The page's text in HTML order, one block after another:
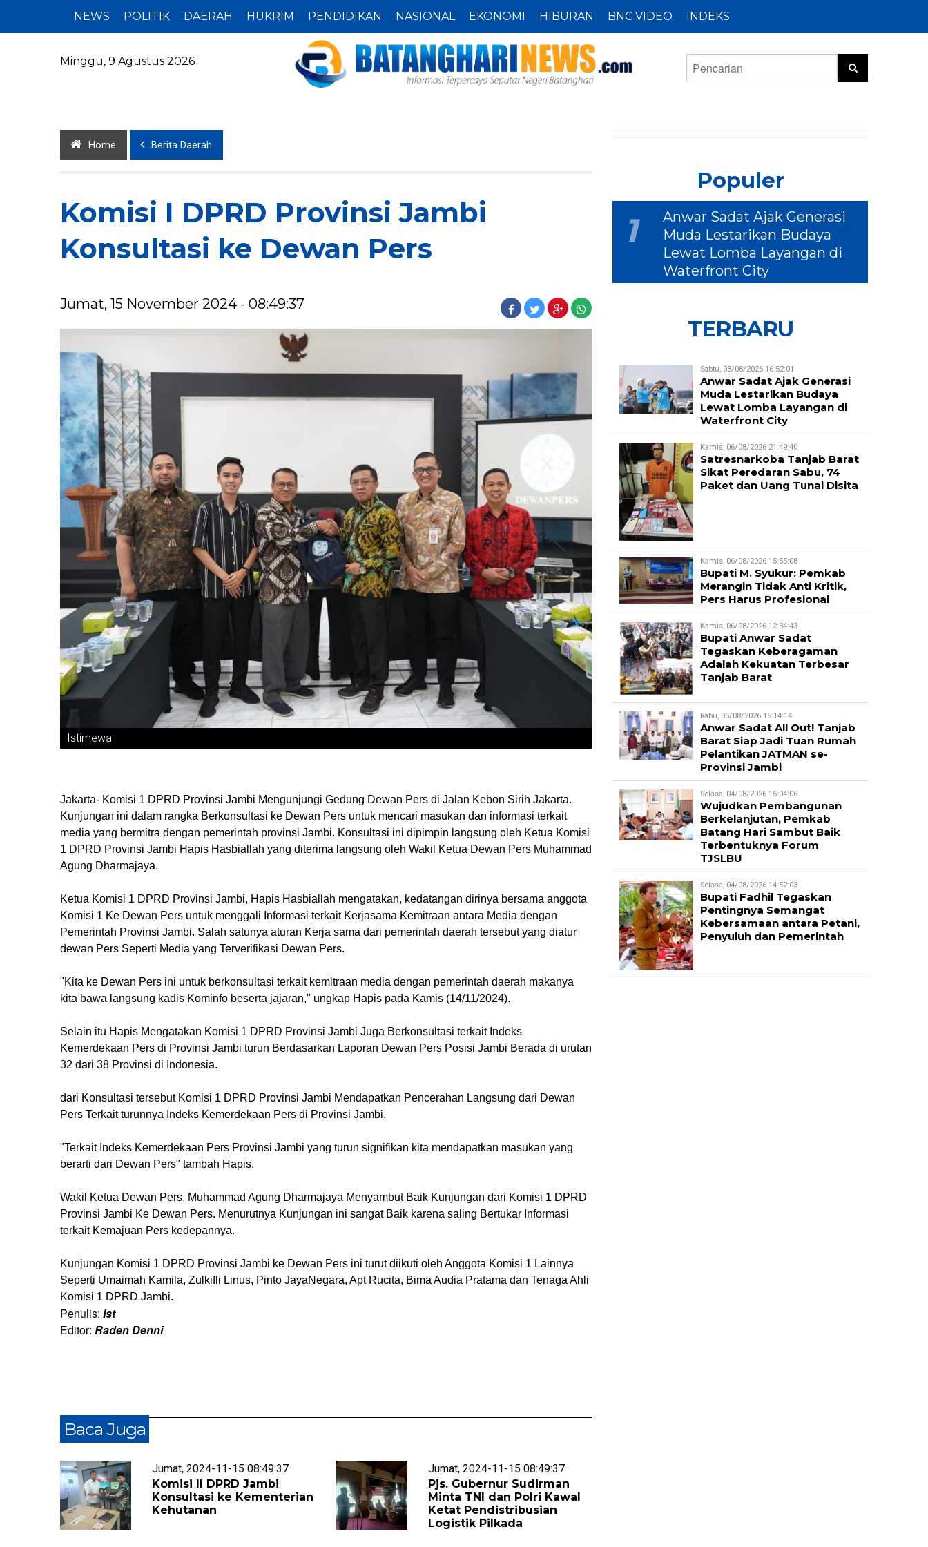
NEWS POLITIK DAERAH HUKRIM PENDIDIKAN NASIONAL EKONOMI HIBURAN BNC VIDEO INDEKS
Minggu, 9 Agustus 2026
Home Berita Daerah
Komisi I DPRD Provinsi Jambi
Konsultasi ke Dewan Pers
Jumat, 15 November 2024 - 08:49:37
Istimewa
Jakarta- Komisi 1 DPRD Provinsi Jambi Mengunjungi Gedung Dewan Pers di Jalan Kebon Sirih Jakarta.
Kunjungan ini dalam rangka Berkonsultasi ke Dewan Pers untuk mencari masukan dan informasi terkait
media yang bermitra dengan pemerintah provinsi Jambi. Konsultasi ini dipimpin langsung oleh Ketua Komisi
1 DPRD Provinsi Jambi Hapis Hasbiallah yang diterima langsung oleh Wakil Ketua Dewan Pers Muhammad
Agung Dharmajaya.
Ketua Komisi 1 DPRD Provinsi Jambi, Hapis Hasbiallah mengatakan, kedatangan dirinya bersama anggota
Komisi 1 Ke Dewan Pers untuk menggali Informasi terkait Kerjasama Kemitraan antara Media dengan
Pemerintah Provinsi Jambi. Salah satunya aturan Kerja sama dari pemerintah daerah tersebut yang diatur
dewan Pers Seperti Media yang Terverifikasi Dewan Pers.
"Kita ke Dewan Pers ini untuk berkonsultasi terkait kemitraan media dengan pemerintah daerah makanya
kita bawa langsung kadis Kominfo beserta jajaran," ungkap Hapis pada Kamis (14/11/2024).
Selain itu Hapis Mengatakan Komisi 1 DPRD Provinsi Jambi Juga Berkonsultasi terkait Indeks
Kemerdekaan Pers di Provinsi Jambi turun Berdasarkan Laporan Dewan Pers Posisi Jambi Berada di urutan
32 dari 38 Provinsi di Indonesia.
dari Konsultasi tersebut Komisi 1 DPRD Provinsi Jambi Mendapatkan Pencerahan Langsung dari Dewan
Pers Terkait turunnya Indeks Kemerdekaan Pers di Provinsi Jambi.
"Terkait Indeks Kemerdekaan Pers Provinsi Jambi yang turun signifikan kita mendapatkan masukan yang
berarti dari Dewan Pers" tambah Hapis.
Wakil Ketua Dewan Pers, Muhammad Agung Dharmajaya Menyambut Baik Kunjungan dari Komisi 1 DPRD
Provinsi Jambi Ke Dewan Pers. Menurutnya Kunjungan ini sangat Baik karena saling Bertukar Informasi
terkait Kemajuan Pers kedepannya.
Kunjungan Komisi 1 DPRD Provinsi Jambi ke Dewan Pers ini turut diikuti oleh Anggota Komisi 1 Lainnya
Seperti Umaimah Kamila, Zulkifli Linus, Pinto JayaNegara, Apt Rucita, Bima Audia Pratama dan Tenaga Ahli
Komisi 1 DPRD Jambi.
Penulis: Ist
Editor: Raden Denni
Baca Juga
Jumat, 2024-11-15 08:49:37
Komisi ll DPRD Jambi
Konsultasi ke Kementerian
Kehutanan
Jumat, 2024-11-15 08:49:37
Pjs. Gubernur Sudirman
Minta TNI dan Polri Kawal
Ketat Pendistribusian
Logistik Pilkada
Populer
1
Anwar Sadat Ajak Generasi
Muda Lestarikan Budaya
Lewat Lomba Layangan di
Waterfront City
TERBARU
Sabtu, 08/08/2026 16:52:01
Anwar Sadat Ajak Generasi
Muda Lestarikan Budaya
Lewat Lomba Layangan di
Waterfront City
Kamis, 06/08/2026 21:49:40
Satresnarkoba Tanjab Barat
Sikat Peredaran Sabu, 74
Paket dan Uang Tunai Disita
Kamis, 06/08/2026 15:55:08
Bupati M. Syukur: Pemkab
Merangin Tidak Anti Kritik,
Pers Harus Profesional
Kamis, 06/08/2026 12:34:43
Bupati Anwar Sadat
Tegaskan Keberagaman
Adalah Kekuatan Terbesar
Tanjab Barat
Rabu, 05/08/2026 16:14:14
Anwar Sadat All Out! Tanjab
Barat Siap Jadi Tuan Rumah
Pelantikan JATMAN se-
Provinsi Jambi
Selasa, 04/08/2026 15:04:06
Wujudkan Pembangunan
Berkelanjutan, Pemkab
Batang Hari Sambut Baik
Terbentuknya Forum
TJSLBU
Selasa, 04/08/2026 14:52:03
Bupati Fadhil Tegaskan
Pentingnya Semangat
Kebersamaan antara Petani,
Penyuluh dan Pemerintah